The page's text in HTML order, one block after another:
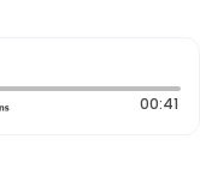
00:41